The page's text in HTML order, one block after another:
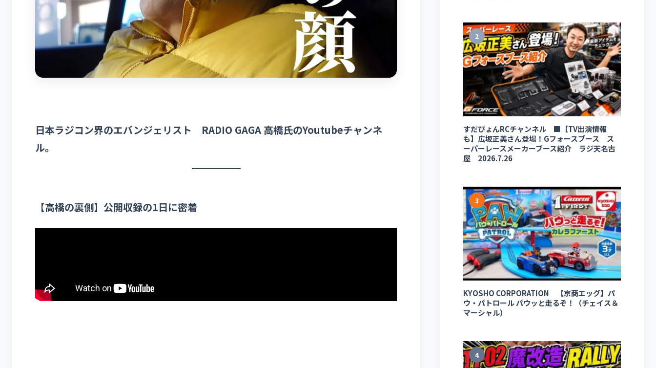
日本ラジコン界のエバンジェリスト RADIO GAGA 高橋氏のYoutubeチャンネ
ル。
【高橋の裏側】公開収録の1日に密着
2
すだぴょんRCチャンネル ■【TV出演情報
も】広坂正美さん登場！Gフォースブース ス
ーパーレースメーカーブース紹介 ラジ天名古
屋 2026.7.26
3
KYOSHO CORPORATION 【京商エッグ】パ
ウ・パトロール パウッと走るぞ！（チェイス＆
マーシャル）
4